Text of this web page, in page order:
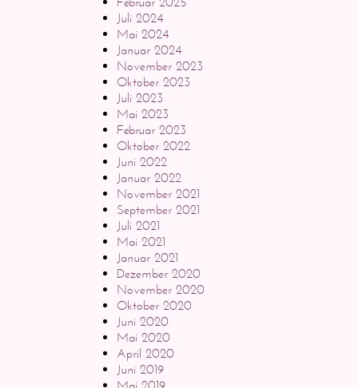
Juli 2024
Mai 2024
Januar 2024
November 2023
Oktober 2023
Juli 2023
Mai 2023
Februar 2023
Oktober 2022
Juni 2022
Januar 2022
November 2021
September 2021
Juli 2021
Mai 2021
Januar 2021
Dezember 2020
November 2020
Oktober 2020
Juni 2020
Mai 2020
April 2020
Juni 2019